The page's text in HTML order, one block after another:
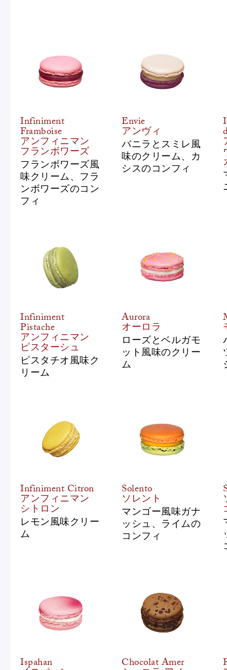
Infiniment
Framboise
アンフィニマン
フランボワーズ
フランボワーズ風
味クリーム、フラ
ンボワーズのコン
フィ
Envie
アンヴィ
バニラとスミレ風
味のクリーム、カ
シスのコンフィ
Infiniment
Pistache
アンフィニマン
ピスターシュ
ピスタチオ風味ク
リーム
Aurora
オーロラ
ローズとベルガモ
ット風味のクリー
ム
Infiniment Citron
アンフィニマン
シトロン
レモン風味クリー
ム
Solento
ソレント
マンゴー風味ガナ
ッシュ、ライムの
コンフィ
Ispahan Chocolat Amer